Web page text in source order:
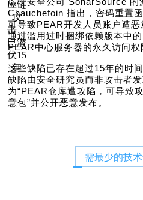
Chauchefoin 指出，密码重置
可导致PEAR开发人员账户遭
通过滥用过时捆绑依赖版本中
PEAR中心服务器的永久访问权
这些缺陷已存在超过15年的时
缺陷由安全研究员而非攻击者
为“PEAR仓库遭攻陷，可导致
意包”并公开恶意发布。
需最少的技